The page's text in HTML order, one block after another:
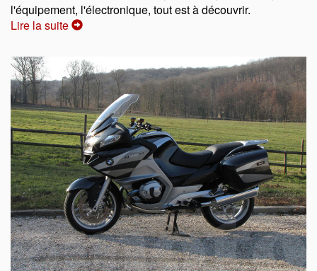
l'équipement, l'électronique, tout est à découvrir.
Lire la suite